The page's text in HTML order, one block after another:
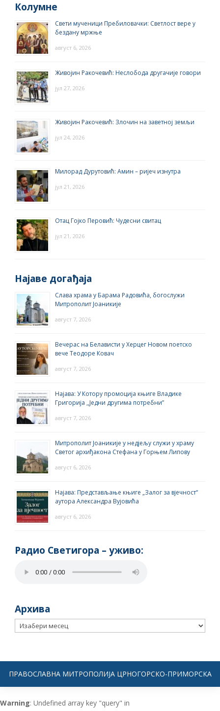
Колумне
Свети мученици Пребиловачки: Светлост вере у
бездану мржње
август 6, 2026
Живојин Ракочевић: Неслобода другачије говори
јул 27, 2026
Живојин Ракочевић: Злочин на заветној земљи
јул 24, 2026
Милорад Дурутовић: Амин – ријеч изнутра
јул 21, 2026
Отац Гојко Перовић: Чудесни свитац
јул 21, 2026
Најаве догађаја
Слава храма у Барама Радовића, богослужи
Митрополит Јоаникије
август 7, 2026
Вечерас на Белависти у Херцег Новом поетско
вече Теодоре Ковач
август 7, 2026
Најава: У Котору промоција књиге Владике
Григорија ,,Једни другима потребни”
август 7, 2026
Митрополит Јоаникије у недјељу служи у храму
Светог архиђакона Стефана у Горњем Липову
август 6, 2026
Најава: Представљање књиге „Залог за вјечност“
аутора Александра Вујовића
август 6, 2026
Радио Светигора – yживо:
Архива
Архива
ПРАВОСЛАВНА МИТРОПОЛИЈА ЦРНОГОРСКО-ПРИМОРСКА
Warning: Undefined array key "query" in